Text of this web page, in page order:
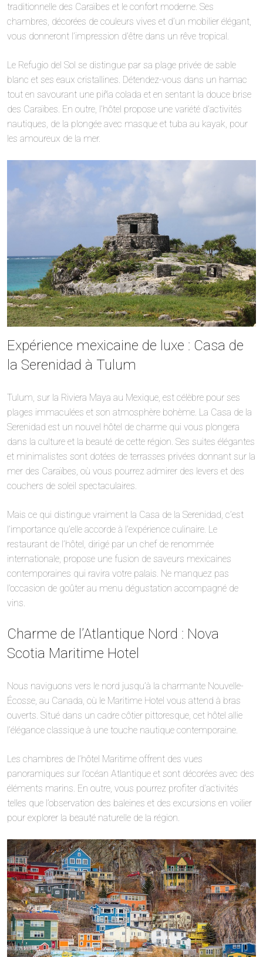
traditionnelle des Caraïbes et le confort moderne. Ses
chambres, décorées de couleurs vives et d’un mobilier élégant,
vous donneront l’impression d’être dans un rêve tropical.
Le Refugio del Sol se distingue par sa plage privée de sable
blanc et ses eaux cristallines. Détendez-vous dans un hamac
tout en savourant une piña colada et en sentant la douce brise
des Caraïbes. En outre, l’hôtel propose une variété d’activités
nautiques, de la plongée avec masque et tuba au kayak, pour
les amoureux de la mer.
Expérience mexicaine de luxe : Casa de
la Serenidad à Tulum
Tulum, sur la Riviera Maya au Mexique, est célèbre pour ses
plages immaculées et son atmosphère bohème. La Casa de la
Serenidad est un nouvel hôtel de charme qui vous plongera
dans la culture et la beauté de cette région. Ses suites élégantes
et minimalistes sont dotées de terrasses privées donnant sur la
mer des Caraïbes, où vous pourrez admirer des levers et des
couchers de soleil spectaculaires.
Mais ce qui distingue vraiment la Casa de la Serenidad, c’est
l’importance qu’elle accorde à l’expérience culinaire. Le
restaurant de l’hôtel, dirigé par un chef de renommée
internationale, propose une fusion de saveurs mexicaines
contemporaines qui ravira votre palais. Ne manquez pas
l’occasion de goûter au menu dégustation accompagné de
vins.
Charme de l’Atlantique Nord : Nova
Scotia Maritime Hotel
Nous naviguons vers le nord jusqu’à la charmante Nouvelle-
Écosse, au Canada, où le Maritime Hotel vous attend à bras
ouverts. Situé dans un cadre côtier pittoresque, cet hôtel allie
l’élégance classique à une touche nautique contemporaine.
Les chambres de l’hôtel Maritime offrent des vues
panoramiques sur l’océan Atlantique et sont décorées avec des
éléments marins. En outre, vous pourrez profiter d’activités
telles que l’observation des baleines et des excursions en voilier
pour explorer la beauté naturelle de la région.